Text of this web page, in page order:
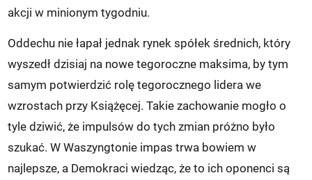
akcji w minionym tygodniu.
Oddechu nie łapał jednak rynek spółek średnich, który
wyszedł dzisiaj na nowe tegoroczne maksima, by tym
samym potwierdzić rolę tegorocznego lidera we
wzrostach przy Książęcej. Takie zachowanie mogło o
tyle dziwić, że impulsów do tych zmian próżno było
szukać. W Waszyngtonie impas trwa bowiem w
najlepsze, a Demokraci wiedząc, że to ich oponenci są